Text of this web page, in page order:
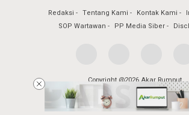
Redaksi Tentang Kami Kontak Kami
SOP Wartawan
PP Media Siber
Copyright @2026 Akar Rumput
All Rights Reserved